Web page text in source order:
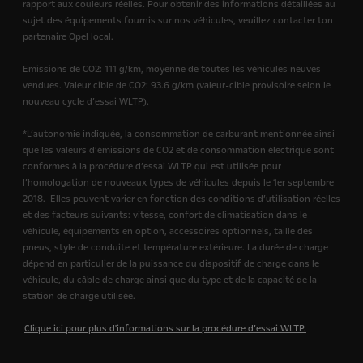
rapport aux couleurs réelles. Pour obtenir des informations détaillées au
sujet des équipements fournis sur nos véhicules, veuillez contacter ton
partenaire Opel local.
Emissions de CO2: 111 g/km, moyenne de toutes les véhicules neuves
vendues. Valeur cible de CO2: 93.6 g/km (valeur-cible provisoire selon le
nouveau cycle d’essai WLTP).
*L’autonomie indiquée, la consommation de carburant mentionnée ainsi
que les valeurs d’émissions de CO2 et de consommation électrique sont
conformes à la procédure d’essai WLTP qui est utilisée pour
l’homologation de nouveaux types de véhicules depuis le 1er septembre
2018. Elles peuvent varier en fonction des conditions d’utilisation réelles
et des facteurs suivants: vitesse, confort de climatisation dans le
véhicule, équipements en option, accessoires optionnels, taille des
pneus, style de conduite et température extérieure. La durée de charge
dépend en particulier de la puissance du dispositif de charge dans le
véhicule, du câble de charge ainsi que du type et de la capacité de la
station de charge utilisée.
Clique ici pour plus d'informations sur la procédure d’essai WLTP.